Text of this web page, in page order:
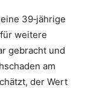
39‑jährige
weitere
gebracht und
am
der Wert